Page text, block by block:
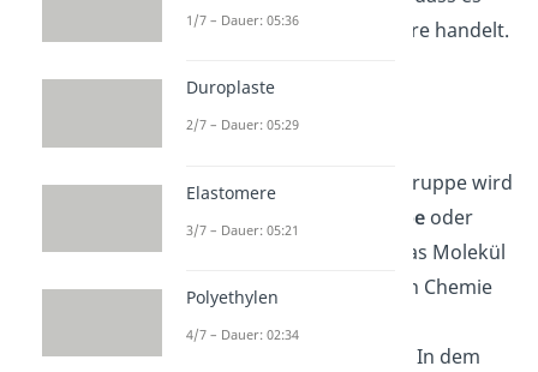
sich um eine stärkere Säure handelt.
Carboxylat
Die polarisierte Carboxylgruppe wird
Carboxylatgruppe oder
bezeichnet. Das Molekül
kommt in der organischen Chemie
Carboxygruppe zustande. In dem
1/7 – Dauer: 05:36
Duroplaste
2/7 – Dauer: 05:29
Elastomere
3/7 – Dauer: 05:21
Polyethylen
4/7 – Dauer: 02:34